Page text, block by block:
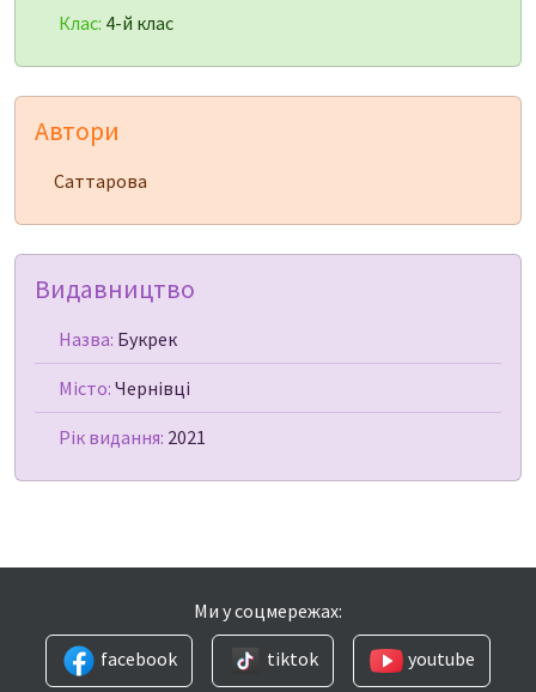
Клас: 4-й клас
Автори
Саттарова
Видавництво
Назва: Букрек
Місто: Чернівці
Рік видання: 2021
Ми у соцмережах:
facebook
tiktok youtube